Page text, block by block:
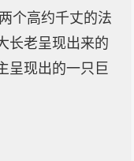
高约千丈的法
长老呈现出来的
呈现出的一只巨